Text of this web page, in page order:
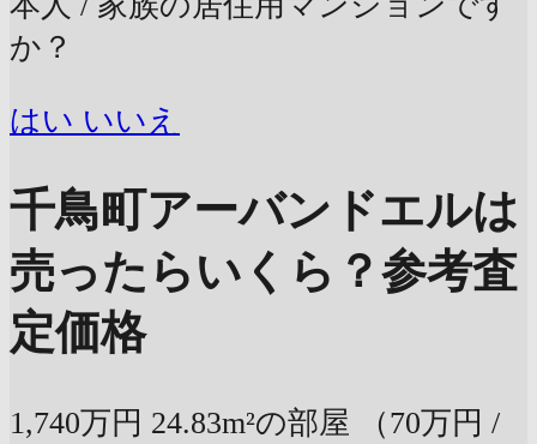
か？
はい いいえ
千鳥町アーバンドエルは
売ったらいくら？参考査
定価格
1,740万円 24.83m²の部屋
（70万円 /